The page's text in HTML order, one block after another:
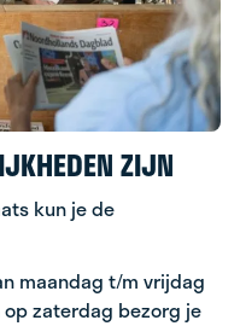
ZIJN
kun je de
maandag t/m vrijdag
op zaterdag bezorg je